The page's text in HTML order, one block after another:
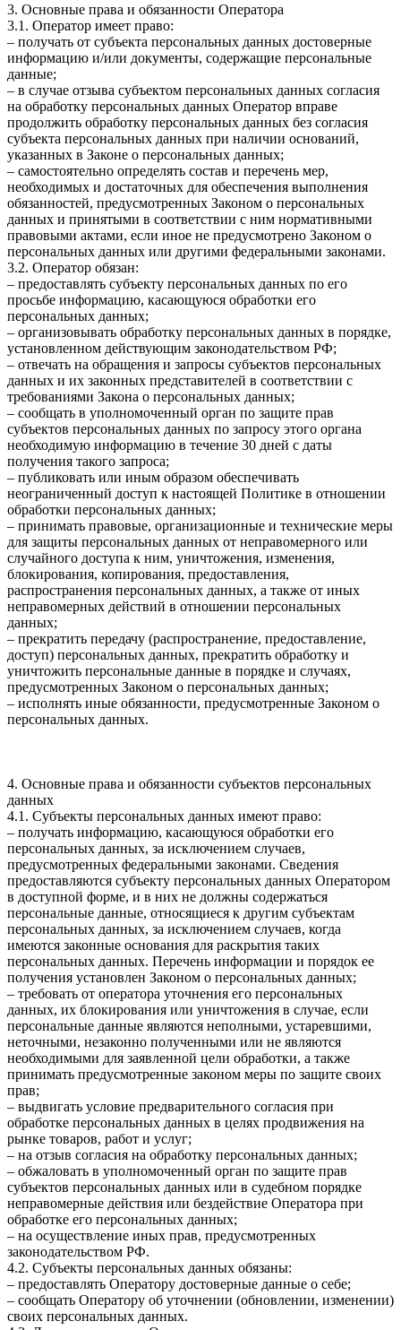
3. Основные права и обязанности Оператора
3.1. Оператор имеет право:
– получать от субъекта персональных данных достоверные
информацию и/или документы, содержащие персональные
данные;
– в случае отзыва субъектом персональных данных согласия
на обработку персональных данных Оператор вправе
продолжить обработку персональных данных без согласия
субъекта персональных данных при наличии оснований,
указанных в Законе о персональных данных;
– самостоятельно определять состав и перечень мер,
необходимых и достаточных для обеспечения выполнения
обязанностей, предусмотренных Законом о персональных
данных и принятыми в соответствии с ним нормативными
правовыми актами, если иное не предусмотрено Законом о
персональных данных или другими федеральными законами.
3.2. Оператор обязан:
– предоставлять субъекту персональных данных по его
просьбе информацию, касающуюся обработки его
персональных данных;
– организовывать обработку персональных данных в порядке,
установленном действующим законодательством РФ;
– отвечать на обращения и запросы субъектов персональных
данных и их законных представителей в соответствии с
требованиями Закона о персональных данных;
– сообщать в уполномоченный орган по защите прав
субъектов персональных данных по запросу этого органа
необходимую информацию в течение 30 дней с даты
получения такого запроса;
– публиковать или иным образом обеспечивать
неограниченный доступ к настоящей Политике в отношении
обработки персональных данных;
– принимать правовые, организационные и технические меры
для защиты персональных данных от неправомерного или
случайного доступа к ним, уничтожения, изменения,
блокирования, копирования, предоставления,
распространения персональных данных, а также от иных
неправомерных действий в отношении персональных
данных;
– прекратить передачу (распространение, предоставление,
доступ) персональных данных, прекратить обработку и
уничтожить персональные данные в порядке и случаях,
предусмотренных Законом о персональных данных;
– исполнять иные обязанности, предусмотренные Законом о
персональных данных.
4. Основные права и обязанности субъектов персональных
данных
4.1. Субъекты персональных данных имеют право:
– получать информацию, касающуюся обработки его
персональных данных, за исключением случаев,
предусмотренных федеральными законами. Сведения
предоставляются субъекту персональных данных Оператором
в доступной форме, и в них не должны содержаться
персональные данные, относящиеся к другим субъектам
персональных данных, за исключением случаев, когда
имеются законные основания для раскрытия таких
персональных данных. Перечень информации и порядок ее
получения установлен Законом о персональных данных;
– требовать от оператора уточнения его персональных
данных, их блокирования или уничтожения в случае, если
персональные данные являются неполными, устаревшими,
неточными, незаконно полученными или не являются
необходимыми для заявленной цели обработки, а также
принимать предусмотренные законом меры по защите своих
прав;
– выдвигать условие предварительного согласия при
обработке персональных данных в целях продвижения на
рынке товаров, работ и услуг;
– на отзыв согласия на обработку персональных данных;
– обжаловать в уполномоченный орган по защите прав
субъектов персональных данных или в судебном порядке
неправомерные действия или бездействие Оператора при
обработке его персональных данных;
– на осуществление иных прав, предусмотренных
законодательством РФ.
4.2. Субъекты персональных данных обязаны:
– предоставлять Оператору достоверные данные о себе;
– сообщать Оператору об уточнении (обновлении, изменении)
своих персональных данных.